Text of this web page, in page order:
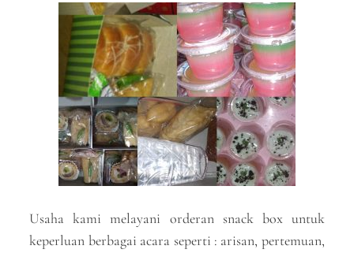
Usaha kami melayani orderan snack box untuk
keperluan berbagai acara seperti : arisan, pertemuan,